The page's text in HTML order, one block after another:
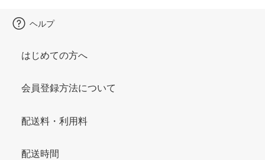
ヘルプ
はじめての方へ
会員登録方法について
配送料・利用料
配送時間